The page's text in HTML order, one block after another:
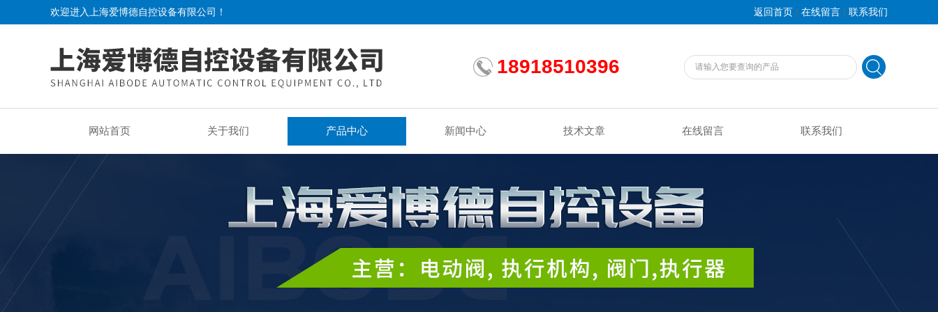
欢迎进入上海爱博德自控设备有限公司！ 返回首页 | 在线留言 | 联系我们
18918510396
网站首页 关于我们 产品中心 新闻中心 技术文章 在线留言 联系我们